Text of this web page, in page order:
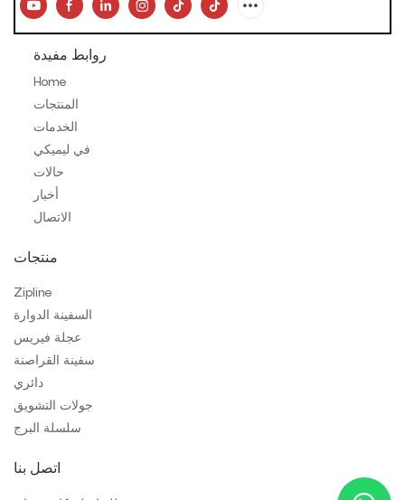
روابط مفيدة
Home
المنتجات
الخدمات
في ليميكي
حالات
أخبار
الاتصال
منتجات
Zipline
السفينة الدوارة
عجلة فيريس
سفينة القراصنة
دائري
جولات التشويق
سلسلة البرج
اتصل بنا